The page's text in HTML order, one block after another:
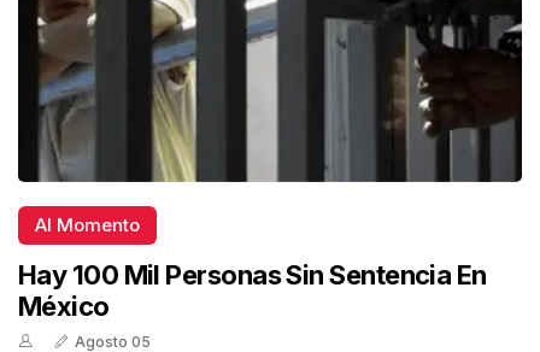
Al Momento
Hay 100 Mil Personas Sin Sentencia En
México
Agosto 05